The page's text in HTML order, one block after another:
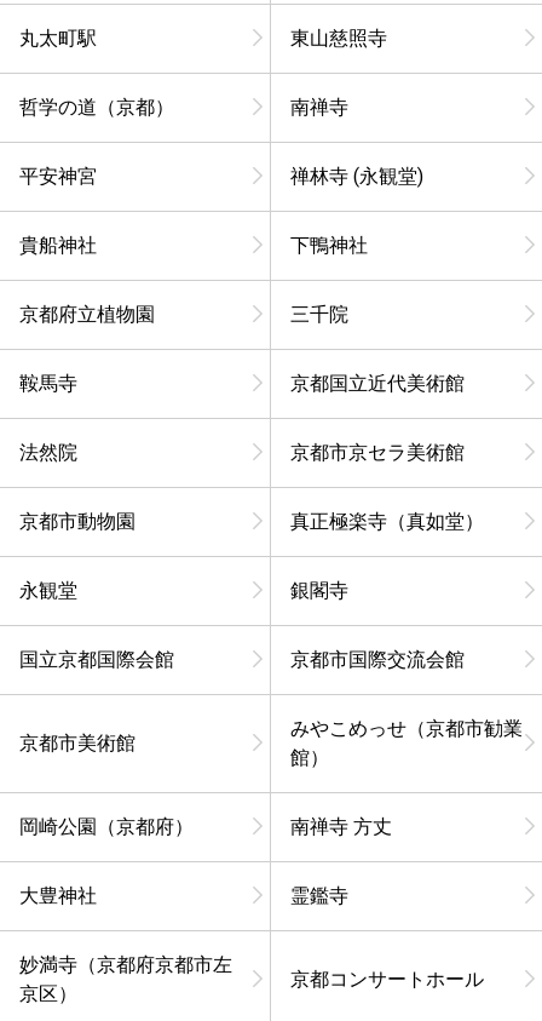
丸太町駅 東山慈照寺
哲学の道（京都） 南禅寺
平安神宮 禅林寺 (永観堂)
貴船神社 下鴨神社
京都府立植物園 三千院
鞍馬寺 京都国立近代美術館
法然院 京都市京セラ美術館
京都市動物園 真正極楽寺（真如堂）
永観堂 銀閣寺
国立京都国際会館 京都市国際交流会館
京都市美術館
みやこめっせ（京都市勧業
館）
岡崎公園（京都府） 南禅寺 方丈
大豊神社 霊鑑寺
妙満寺（京都府京都市左
京区）
京都コンサートホール